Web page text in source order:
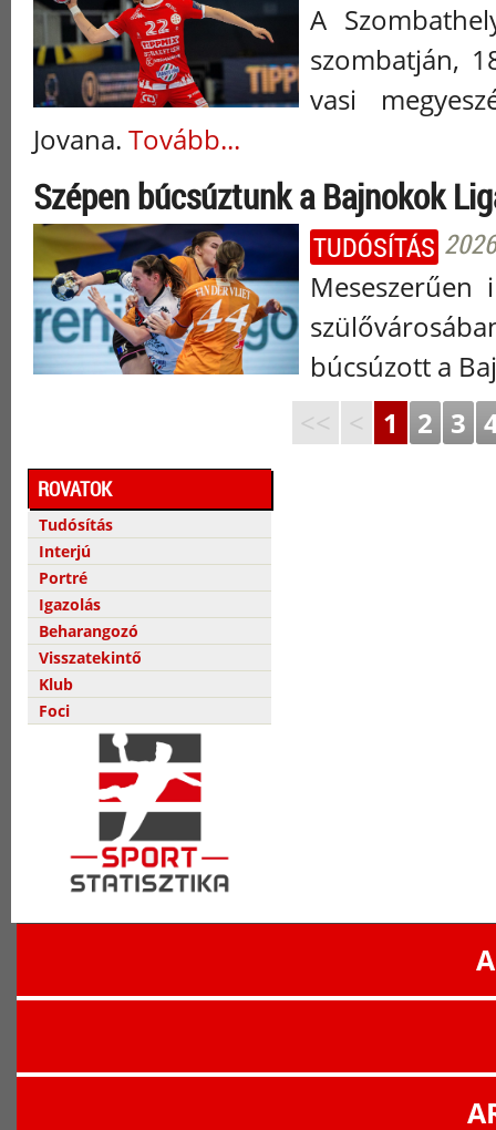
A
szombatján,
vasi
Jovana. Tovább...
Szépen búcsúztunk a Bajnokok
TUDÓSÍTÁS
búcsúzott a
<<
< 1 2 3
ROVATOK
Tudósítás
Interjú
Portré
Igazolás
Beharangozó
Visszatekintő
Klub
Foci